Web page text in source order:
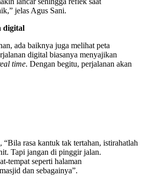
jelas Agus Sani.
digital
ada baiknya juga melihat peta
digital biasanya menyajikan
time. Dengan begitu, perjalanan akan
“Bila rasa kantuk tak tertahan, istirahatlah
Tapi jangan di pinggir jalan.
tempat seperti halaman
dan sebagainya”.